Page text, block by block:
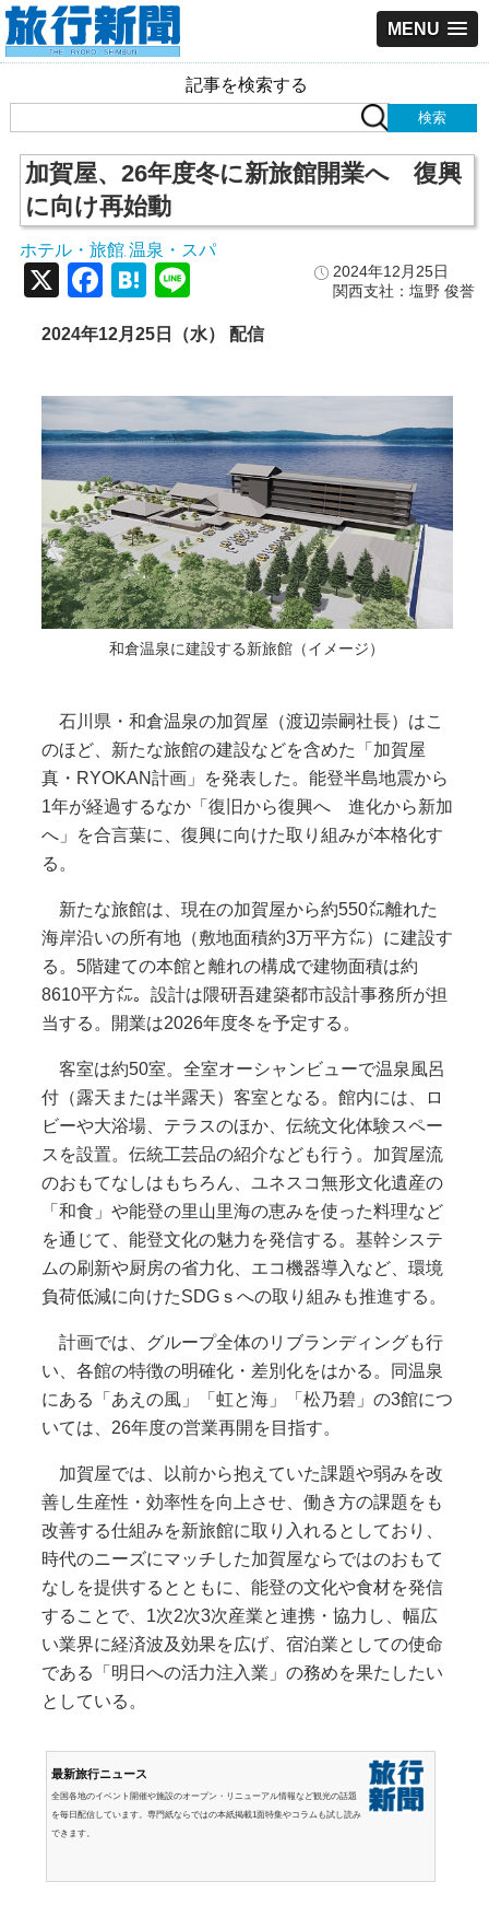
MENU
記事を検索する
加賀屋、26年度冬に新旅館開業へ 復興
に向け再始動
ホテル・旅館 温泉・スパ
2024年12月25日
関西支社：塩野 俊誉
X Facebook
Hatena
2024年12月25日（水） 配信
和倉温泉に建設する新旅館（イメージ）
石川県・和倉温泉の加賀屋（渡辺崇嗣社長）はこ
のほど、新たな旅館の建設などを含めた「加賀屋
真・RYOKAN計画」を発表した。能登半島地震から
1年が経過するなか「復旧から復興へ 進化から新加
へ」を合言葉に、復興に向けた取り組みが本格化す
る。
新たな旅館は、現在の加賀屋から約550㍍離れた
海岸沿いの所有地（敷地面積約3万平方㍍）に建設す
る。5階建ての本館と離れの構成で建物面積は約
8610平方㍍。設計は隈研吾建築都市設計事務所が担
当する。開業は2026年度冬を予定する。
客室は約50室。全室オーシャンビューで温泉風呂
付（露天または半露天）客室となる。館内には、ロ
ビーや大浴場、テラスのほか、伝統文化体験スペー
スを設置。伝統工芸品の紹介なども行う。加賀屋流
のおもてなしはもちろん、ユネスコ無形文化遺産の
「和食」や能登の里山里海の恵みを使った料理など
を通じて、能登文化の魅力を発信する。基幹システ
ムの刷新や厨房の省力化、エコ機器導入など、環境
負荷低減に向けたSDGｓへの取り組みも推進する。
計画では、グループ全体のリブランディングも行
い、各館の特徴の明確化・差別化をはかる。同温泉
にある「あえの風」「虹と海」「松乃碧」の3館につ
いては、26年度の営業再開を目指す。
加賀屋では、以前から抱えていた課題や弱みを改
善し生産性・効率性を向上させ、働き方の課題をも
改善する仕組みを新旅館に取り入れるとしており、
時代のニーズにマッチした加賀屋ならではのおもて
なしを提供するとともに、能登の文化や食材を発信
することで、1次2次3次産業と連携・協力し、幅広
い業界に経済波及効果を広げ、宿泊業としての使命
である「明日への活力注入業」の務めを果たしたい
としている。
最新旅行ニュース
全国各地のイベント開催や施設のオープン・リニューアル情報など観光の話題
を毎日配信しています。専門紙ならではの本紙掲載1面特集やコラムも試し読み
できます。